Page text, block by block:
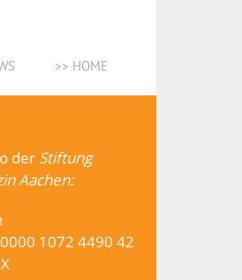
>> HOME
der Stiftung
Aachen:
1072 4490 42